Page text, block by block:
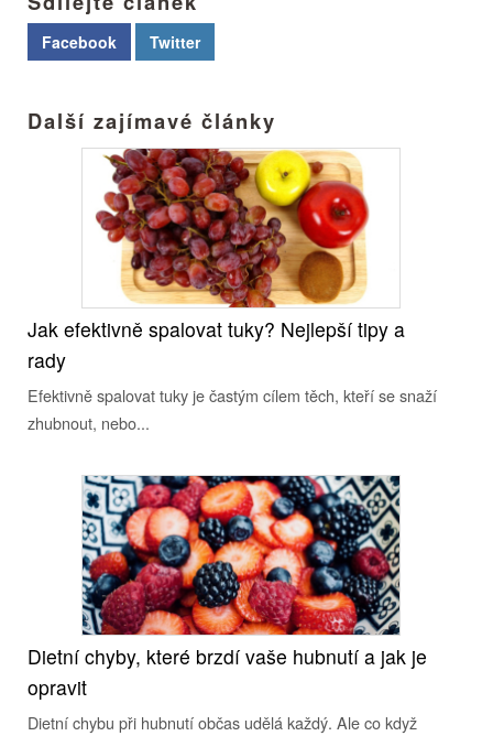
Facebook Twitter
Další zajímavé články
Jak efektivně spalovat tuky? Nejlepší tipy a
rady
Efektivně spalovat tuky je častým cílem těch, kteří se snaží
zhubnout, nebo...
Dietní chyby, které brzdí vaše hubnutí a jak je
opravit
Dietní chybu při hubnutí občas udělá každý. Ale co když